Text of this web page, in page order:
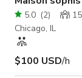
5.0 (2) 15
Chicago, IL
$100 USD/h